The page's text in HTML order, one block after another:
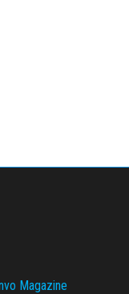
Magazine